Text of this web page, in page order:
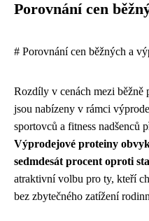
Porovnání cen
# Porovnání cen běžných a
Rozdíly v cenách mezi
jsou nabízeny v rámci
sportovců a fitness nadšenců
Výprodejové proteiny
sedmdesát procent oproti
atraktivní volbu pro ty, kteří
bez zbytečného zatížení